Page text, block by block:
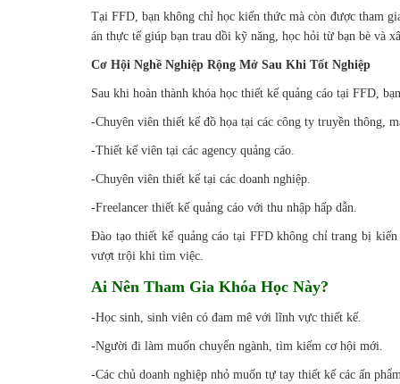
Tại FFD, bạn không chỉ học kiến thức mà còn được tham
án thực tế giúp bạn trau dồi kỹ năng, học hỏi từ bạn bè và
Cơ Hội Nghề Nghiệp Rộng Mở Sau Khi Tốt Nghiệp
Sau khi hoàn thành khóa học thiết kế quảng cáo tại FFD,
-Chuyên viên thiết kế đồ họa tại các công ty truyền thông,
-Thiết kế viên tại các agency quảng cáo.
-Chuyên viên thiết kế tại các doanh nghiệp.
-Freelancer thiết kế quảng cáo với thu nhập hấp dẫn.
Đào tạo thiết kế quảng cáo tại FFD không chỉ trang bị
vượt trội khi tìm việc.
Ai Nên Tham Gia Khóa Học Này?
-Học sinh, sinh viên có đam mê với lĩnh vực thiết kế.
-Người đi làm muốn chuyển ngành, tìm kiếm cơ hội mới.
-Các chủ doanh nghiệp nhỏ muốn tự tay thiết kế các ấn